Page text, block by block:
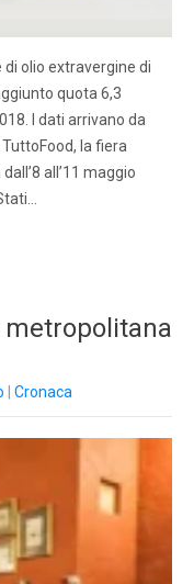
olio extravergine di
quota 6,3
I dati arrivano da
la fiera
all’11 maggio
metropolitana
Cronaca